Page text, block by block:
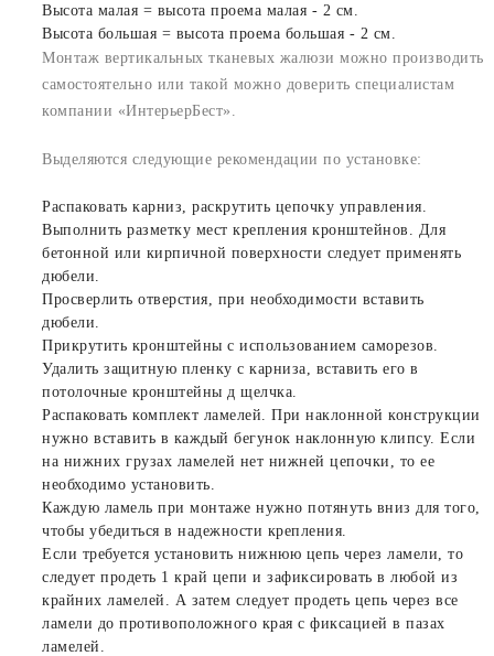
Высота малая = высота проема малая - 2 см.
Высота большая = высота проема большая - 2 см.
Монтаж вертикальных тканевых жалюзи можно производить
самостоятельно или такой можно доверить специалистам
компании «ИнтерьерБест».
Выделяются следующие рекомендации по установке:
Распаковать карниз, раскрутить цепочку управления.
Выполнить разметку мест крепления кронштейнов. Для
бетонной или кирпичной поверхности следует применять
дюбели.
Просверлить отверстия, при необходимости вставить
дюбели.
Прикрутить кронштейны с использованием саморезов.
Удалить защитную пленку с карниза, вставить его в
потолочные кронштейны д щелчка.
Распаковать комплект ламелей. При наклонной конструкции
нужно вставить в каждый бегунок наклонную клипсу. Если
на нижних грузах ламелей нет нижней цепочки, то ее
необходимо установить.
Каждую ламель при монтаже нужно потянуть вниз для того,
чтобы убедиться в надежности крепления.
Если требуется установить нижнюю цепь через ламели, то
следует продеть 1 край цепи и зафиксировать в любой из
крайних ламелей. А затем следует продеть цепь через все
ламели до противоположного края с фиксацией в пазах
ламелей.